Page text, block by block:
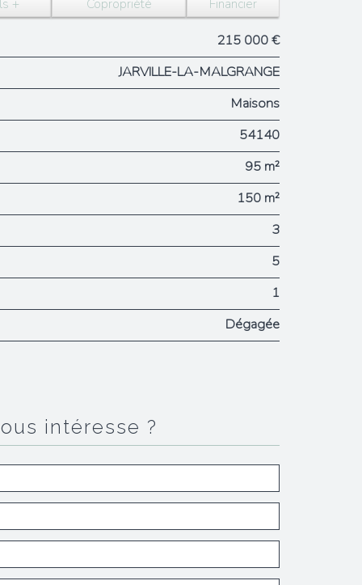
+ Copropriété Financier
215 000 €
JARVILLE-LA-MALGRANGE
Maisons
54140
95 m²
150 m²
3
5
1
Dégagée
intéresse ?